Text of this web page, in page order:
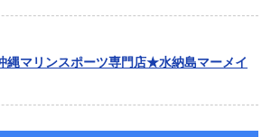
縄マリンスポーツ専門店★水納島マーメイ